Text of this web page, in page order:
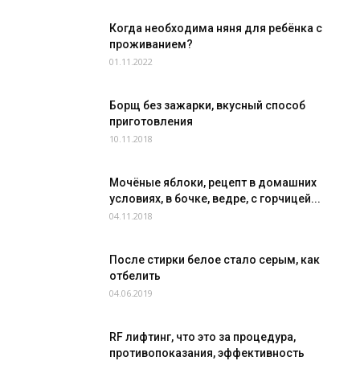
Когда необходима няня для ребёнка с
проживанием?
01.11.2022
Борщ без зажарки, вкусный способ
приготовления
10.11.2018
Мочёные яблоки, рецепт в домашних
условиях, в бочке, ведре, с горчицей...
04.11.2018
После стирки белое стало серым, как
отбелить
04.06.2019
RF лифтинг, что это за процедура,
противопоказания, эффективность